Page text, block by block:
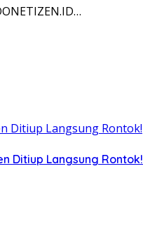
Ditiup Langsung Rontok!